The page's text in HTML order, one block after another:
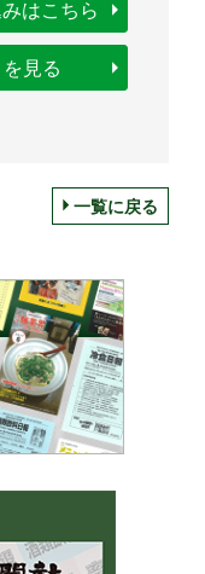
はこちら
見る
一覧に戻る